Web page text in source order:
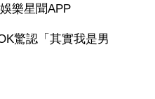
樂星聞APP
驚認「其實我是男